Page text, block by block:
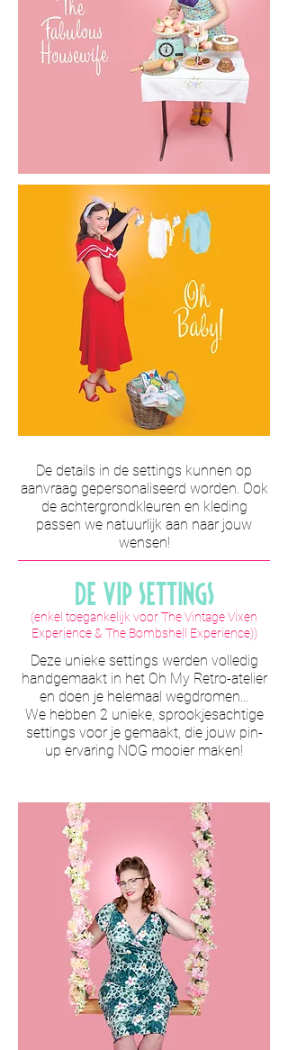
De details in de settings kunnen op
aanvraag gepersonaliseerd worden. Ook
de achtergrondkleuren en kleding
passen we natuurlijk aan naar jouw
wensen!
De ViP Settings
(enkel toegankelijk voor The Vintage Vixen
Experience & The Bombshell Experience))
Deze unieke settings werden volledig
handgemaakt in het Oh My Retro-atelier
en doen je helemaal wegdromen...
We hebben 2 unieke, sprookjesachtige
settings voor je gemaakt, die jouw pin-
up ervaring NOG mooier maken!